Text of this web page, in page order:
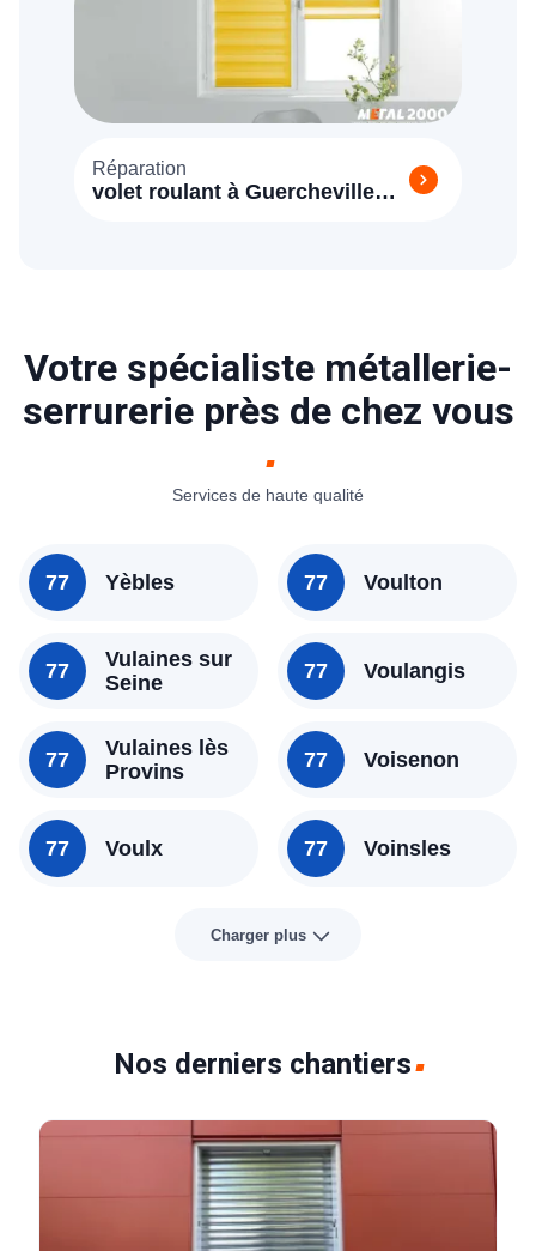
Réparation
volet roulant à Guercheville
Votre spécialiste métallerie-
serrurerie près de chez vous
Services de haute qualité
77 Yèbles
77
Vulaines sur
Seine
77
Vulaines lès
Provins
77 Voulx
77 Voulton
77 Voulangis
77 Voisenon
77 Voinsles
Charger plus
Nos derniers chantiers